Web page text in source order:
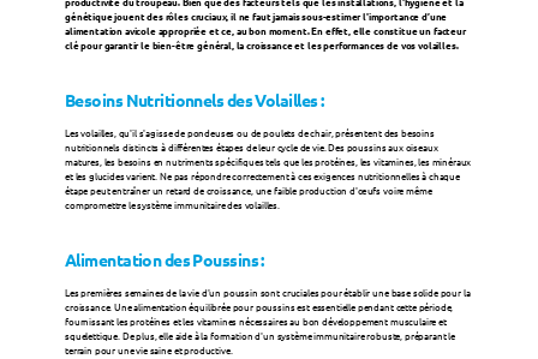
Substituts de lait
ESPÈCES
Volaille
Ruminants
génétique jouent des rôles cruciaux, il ne faut jamais sous-estimer l'importance d’une
alimentation avicole appropriée et ce, au bon moment. En effet, elle constitue un facteur
clé pour garantir le bien-être général, la croissance et les performances de vos volailles.
Besoins Nutritionnels des Volailles :
Les volailles, qu'il s'agisse de pondeuses ou de poulets de chair, présentent des besoins
nutritionnels distincts à différentes étapes de leur cycle de vie. Des poussins aux oiseaux
matures, les besoins en nutriments spécifiques tels que les protéines, les vitamines, les minéraux
et les glucides varient. Ne pas répondre correctement à ces exigences nutritionnelles à chaque
étape peut entraîner un retard de croissance, une faible production d'œufs voire même
compromettre le système immunitaire des volailles.
Alimentation des Poussins :
Les premières semaines de la vie d'un poussin sont cruciales pour établir une base solide pour la
croissance. Une alimentation équilibrée pour poussins est essentielle pendant cette période,
fournissant les protéines et les vitamines nécessaires au bon développement musculaire et
squelettique. De plus, elle aide à la formation d'un système immunitaire robuste, préparant le
terrain pour une vie saine et productive.